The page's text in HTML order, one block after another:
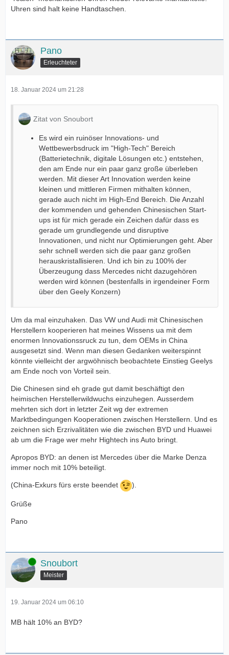
Uhren sind halt keine Handtaschen.
Pano
Erleuchteter
18. Januar 2024 um 21:28
Zitat von Snoubort
Es wird ein ruinöser Innovations- und
Wettbewerbsdruck im "High-Tech" Bereich
(Batterietechnik, digitale Lösungen etc.) entstehen,
den am Ende nur ein paar ganz große überleben
werden. Mit dieser Art Innovation werden keine
kleinen und mittleren Firmen mithalten können,
gerade auch nicht im High-End Bereich. Die Anzahl
der kommenden und gehenden Chinesischen Start-
ups ist für mich gerade ein Zeichen dafür dass es
gerade um grundlegende und disruptive
Innovationen, und nicht nur Optimierungen geht. Aber
sehr schnell werden sich die paar ganz großen
herauskristallisieren. Und ich bin zu 100% der
Überzeugung dass Mercedes nicht dazugehören
werden wird können (bestenfalls in irgendeiner Form
über den Geely Konzern)
Um da mal einzuhaken. Das VW und Audi mit Chinesischen
Herstellern kooperieren hat meines Wissens ua mit dem
enormen Innovationssruck zu tun, dem OEMs in China
ausgesetzt sind. Wenn man diesen Gedanken weiterspinnt
könnte vielleicht der argwöhnisch beobachtete Einstieg Geelys
am Ende noch von Vorteil sein.
Die Chinesen sind eh grade gut damit beschäftigt den
heimischen Herstellerwildwuchs einzuhegen. Ausserdem
mehrten sich dort in letzter Zeit wg der extremen
Marktbedingungen Kooperationen zwischen Herstellern. Und es
zeichnen sich Erzrivalitäten wie die zwischen BYD und Huawei
ab um die Frage wer mehr Hightech ins Auto bringt.
Apropos BYD: an denen ist Mercedes über die Marke Denza
immer noch mit 10% beteiligt.
(China-Exkurs fürs erste beendet ).
Grüße
Pano
Online Snoubort
Meister
19. Januar 2024 um 06:10
MB hält 10% an BYD?